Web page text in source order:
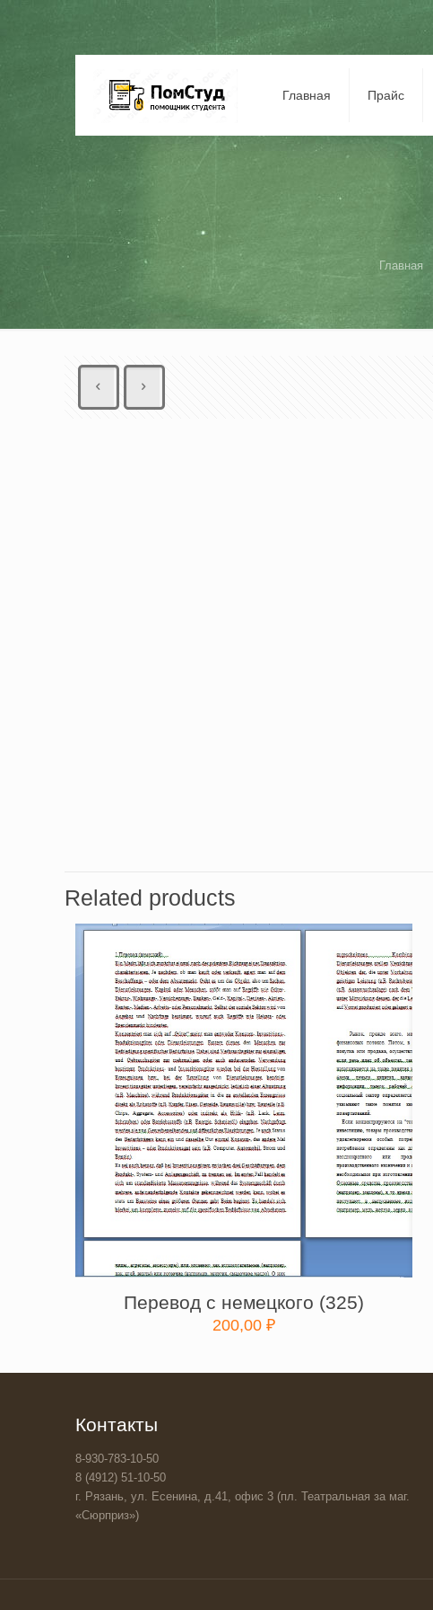
Главная Прайс
Главная
Related products
Перевод с немецкого (325)
200,00 ₽
Контакты
8-930-783-10-50
8 (4912) 51-10-50
г. Рязань, ул. Есенина, д.41, офис 3 (пл. Театральная за маг.
«Сюрприз»)